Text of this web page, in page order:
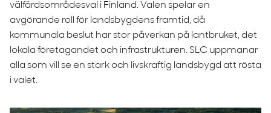
välfärdsområdesval i Finland. Valen spelar en
avgörande roll för landsbygdens framtid, då
kommunala beslut har stor påverkan på lantbruket, det
lokala företagandet och infrastrukturen. SLC uppmanar
alla som vill se en stark och livskraftig landsbygd att rösta
i valet.